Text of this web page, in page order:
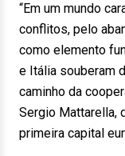
“Em um mundo
conflitos, pelo
como elemento
e Itália souberam
caminho da
Sergio Mattarella,
primeira capital